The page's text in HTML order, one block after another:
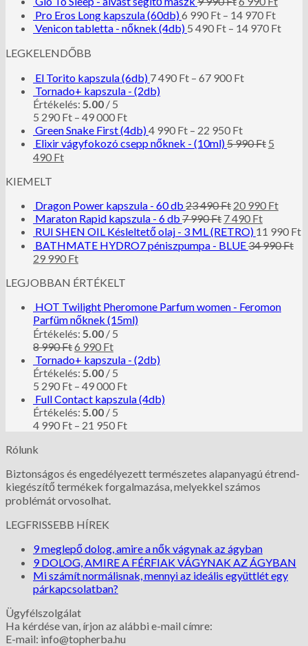
Pro Eros Long kapszula (60db)6 990 Ft – 14 970 Ft
Venicon tabletta - nőknek (4db) 5 490 Ft – 14 970 Ft
LEGKELENDŐBB
El Torito kapszula (6db) 7 490 Ft – 67 900 Ft
Tornado+ kapszula - (2db)
Értékelés: 5.00 / 5
5 290 Ft – 49 000 Ft
Green Snake First (4db)4 990 Ft – 22 950 Ft
Elixir vágyfokozó csepp nőknek - (10ml)5 990Ft 5
490 Ft
KIEMELT
Dragon Power kapszula - 60 db 23 490Ft 20 990 Ft
Maraton Rapid kapszula - 6 db 7 990Ft 7 490 Ft
RUI SHEN OIL Késleltető olaj - 3 ML (RETRO) 11 990 Ft
BATHMATE HYDRO7 péniszpumpa - BLUE34 990Ft
29 990 Ft
LEGJOBBAN ÉRTÉKELT
HOT Twilight Pheromone Parfum women - Feromon
Parfüm nőknek (15ml)
Értékelés: 5.00 / 5
8 990Ft6 990 Ft
Tornado+ kapszula - (2db)
Értékelés: 5.00 / 5
5 290 Ft – 49 000 Ft
Full Contact kapszula (4db)
Értékelés: 5.00 / 5
4 990 Ft – 21 950 Ft
Rólunk
Biztonságos és engedélyezett természetes alapanyagú étrend-
kiegészítő termékek forgalmazása, melyekkel számos
problémát orvosolhat.
LEGFRISSEBB HÍREK
9 meglepő dolog, amire a nők vágynak az ágyban
9 DOLOG, AMIRE A FÉRFIAK VÁGYNAK AZ ÁGYBAN
Mi számít normálisnak, mennyi az ideális együttlét egy
párkapcsolatban?
Ügyfélszolgálat
Ha kérdése van, írjon az alábbi e-mail címre:
E-mail: info@topherba.hu